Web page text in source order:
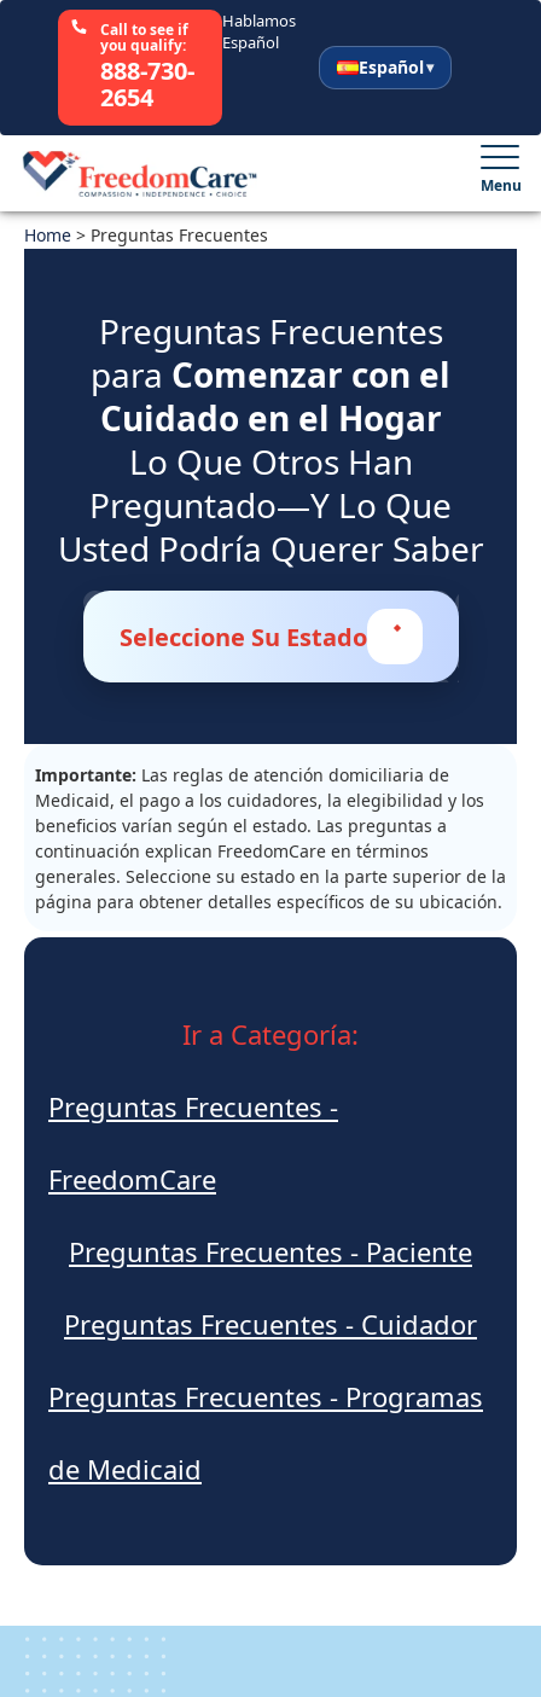
Call to see if
you qualify:
888-730-
2654
Hablamos
Español
Español
Selecciona tu Estado
Nosotros
Recursos
Carreras
Soporte
Sitemap
Menu
Home > Preguntas Frecuentes
Preguntas Frecuentes
para Comenzar con el
Cuidado en el Hogar
Lo Que Otros Han
Preguntado—Y Lo Que
Usted Podría Querer Saber
Seleccione Su Estado
Importante: Las reglas de atención domiciliaria de
Medicaid, el pago a los cuidadores, la elegibilidad y los
beneficios varían según el estado. Las preguntas a
continuación explican FreedomCare en términos
generales. Seleccione su estado en la parte superior de la
página para obtener detalles específicos de su ubicación.
Ir a Categoría:
Preguntas Frecuentes -
FreedomCare
Preguntas Frecuentes - Paciente
Preguntas Frecuentes - Cuidador
Preguntas Frecuentes - Programas
de Medicaid